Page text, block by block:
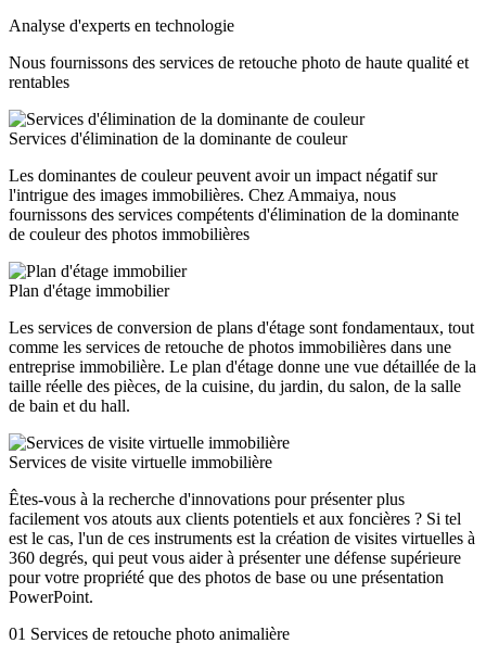
Analyse d'experts en technologie
Nous fournissons des services de retouche photo de haute qualité et
rentables
Services d'élimination de la dominante de couleur
Les dominantes de couleur peuvent avoir un impact négatif sur
l'intrigue des images immobilières. Chez Ammaiya, nous
fournissons des services compétents d'élimination de la dominante
de couleur des photos immobilières
Plan d'étage immobilier
Les services de conversion de plans d'étage sont fondamentaux, tout
comme les services de retouche de photos immobilières dans une
entreprise immobilière. Le plan d'étage donne une vue détaillée de la
taille réelle des pièces, de la cuisine, du jardin, du salon, de la salle
de bain et du hall.
Services de visite virtuelle immobilière
Êtes-vous à la recherche d'innovations pour présenter plus
facilement vos atouts aux clients potentiels et aux foncières ? Si tel
est le cas, l'un de ces instruments est la création de visites virtuelles à
360 degrés, qui peut vous aider à présenter une défense supérieure
pour votre propriété que des photos de base ou une présentation
PowerPoint.
01 Services de retouche photo animalière